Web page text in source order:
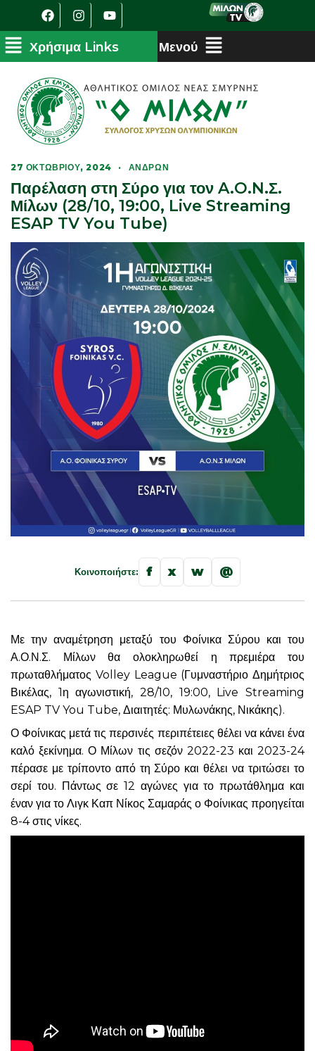
27 ΟΚΤΩΒΡΊΟΥ, 2024 · ΑΝΔΡΏΝ
Παρέλαση στη Σύρο για τον A.O.N.Σ.
Μίλων (28/10, 19:00, Live Streaming
ESAP TV You Tube)
Κοινοποιήστε: f x w @
Με την αναμέτρηση μεταξύ του Φοίνικα Σύρου και του
Α.Ο.Ν.Σ. Μίλων θα ολοκληρωθεί η πρεμιέρα του
πρωταθλήματος Volley League (Γυμναστήριο Δημήτριος
Βικέλας, 1η αγωνιστική, 28/10, 19:00, Live Streaming
ESAP TV You Tube, Διαιτητές: Μυλωνάκης, Νικάκης).
Ο Φοίνικας μετά τις περσινές περιπέτειες θέλει να κάνει ένα
καλό ξεκίνημα. Ο Μίλων τις σεζόν 2022-23 και 2023-24
πέρασε με τρίποντο από τη Σύρο και θέλει να τριτώσει το
σερί του. Πάντως σε 12 αγώνες για το πρωτάθλημα και
έναν για το Λιγκ Καπ Νίκος Σαμαράς ο Φοίνικας προηγείται
8-4 στις νίκες.